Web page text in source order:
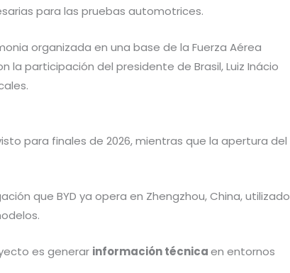
para las pruebas automotrices.
organizada en una base de la Fuerza Aérea
participación del presidente de Brasil, Luiz Inácio
para finales de 2026, mientras que la apertura del
que BYD ya opera en Zhengzhou, China, utilizado
es generar información técnicaen entornos